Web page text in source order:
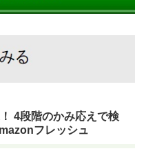
4段階のかみ応えで検
フレッシュ